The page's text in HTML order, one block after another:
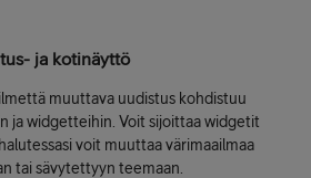
ja kotinäyttö
muuttava uudistus kohdistuu
ja widgetteihin. Voit sijoittaa widgetit
voit muuttaa värimaailmaa
tai sävytettyyn teemaan.